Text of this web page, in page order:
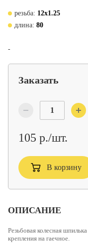
резьба: 12х1.25
длина: 80
-
Заказать
105 р./шт.
В корзину
ОПИСАНИЕ
Резьбовая колесная шпилька
крепления на гаечное.